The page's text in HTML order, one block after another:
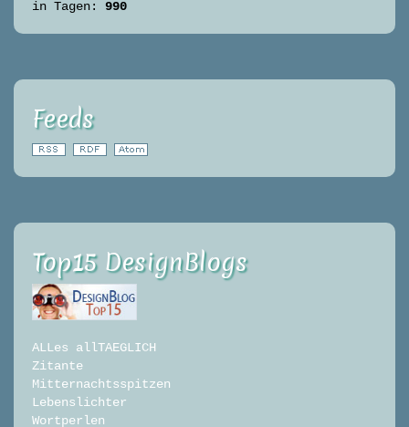
in Tagen: 990
Feeds
Top15 DesignBlogs
ALLes allTAEGLICH
Zitante
Mitternachtsspitzen
Lebenslichter
Wortperlen